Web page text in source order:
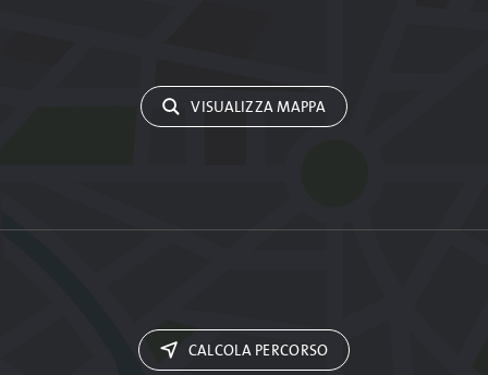
VISUALIZZA MAPPA
CALCOLA PERCORSO